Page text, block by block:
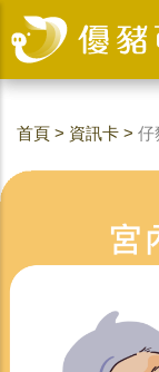
首頁 > 資訊卡 > 仔